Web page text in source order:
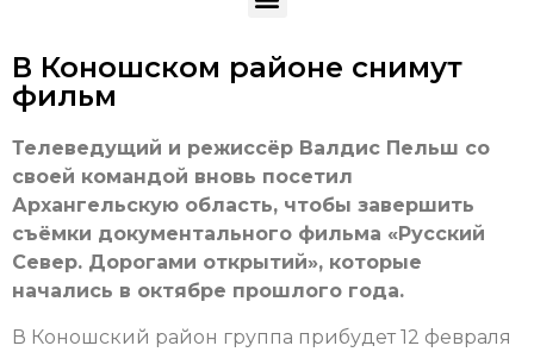
В Коношском районе снимут
фильм
Телеведущий и режиссёр Валдис Пельш со
своей командой вновь посетил
Архангельскую область, чтобы завершить
съёмки документального фильма «Русский
Север. Дорогами открытий», которые
начались в октябре прошлого года.
В Коношский район группа прибудет 12 февраля